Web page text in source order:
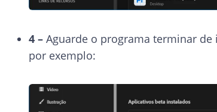
4 – Aguarde o programa terminar
por exemplo: